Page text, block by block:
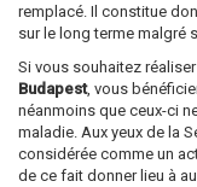
remplacé. Il constitue
sur le long terme malgré
Si vous souhaitez réaliser
Budapest, vous
néanmoins que ceux-ci
maladie. Aux yeux de la
considérée comme un
de ce fait donner lieu à